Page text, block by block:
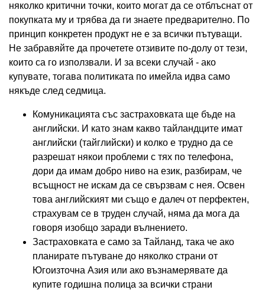
няколко критични точки, които могат да се отблъснат от
покупката му и трябва да ги знаете предварително. По
принцип конкретен продукт не е за всички пътуващи.
Не забравяйте да прочетете отзивите по-долу от тези,
които са го използвали. И за всеки случай - ако
купувате, тогава политиката по имейла идва само
някъде след седмица.
Комуникацията със застраховката ще бъде на
английски. И като знам какво тайландците имат
английски (тайглийски) и колко е трудно да се
разрешат някои проблеми с тях по телефона,
дори да имам добро ниво на език, разбирам, че
всъщност не искам да се свързвам с нея. Освен
това английският ми също е далеч от перфектен,
страхувам се в труден случай, няма да мога да
говоря изобщо заради вълнението.
Застраховката е само за Тайланд, така че ако
планирате пътуване до няколко страни от
Югоизточна Азия или ако възнамерявате да
купите годишна полица за всички страни